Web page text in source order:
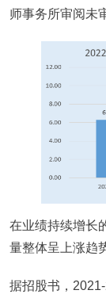
师事务所审阅未
在业绩持续增长
量整体呈上涨趋
据招股书，